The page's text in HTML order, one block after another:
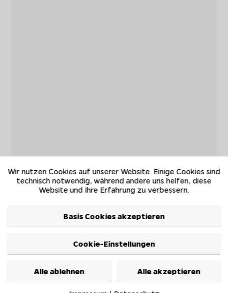
Wir nutzen Cookies auf unserer Website. Einige Cookies sind
technisch notwendig, während andere uns helfen, diese
Website und Ihre Erfahrung zu verbessern.
Basis Cookies akzeptieren
Cookie-Einstellungen
Alle ablehnen Alle akzeptieren